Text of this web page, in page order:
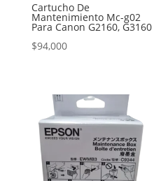
Cartucho De
Mantenimiento Mc-g02
Para Canon G2160, G3160
$94,000